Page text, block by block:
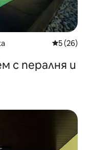
Средна
5 (26)
с пералня и